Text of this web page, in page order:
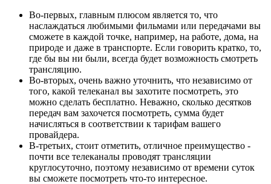
Во-первых, главным плюсом является то, что
наслаждаться любимыми фильмами или передачами вы
сможете в каждой точке, например, на работе, дома, на
природе и даже в транспорте. Если говорить кратко, то,
где бы вы ни были, всегда будет возможность смотреть
трансляцию.
Во-вторых, очень важно уточнить, что независимо от
того, какой телеканал вы захотите посмотреть, это
можно сделать бесплатно. Неважно, сколько десятков
передач вам захочется посмотреть, сумма будет
начисляться в соответствии к тарифам вашего
провайдера.
В-третьих, стоит отметить, отличное преимущество -
почти все телеканалы проводят трансляции
круглосуточно, поэтому независимо от времени суток
вы сможете посмотреть что-то интересное.